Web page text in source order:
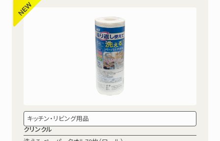
キッチン・リビング用品
クリンクル